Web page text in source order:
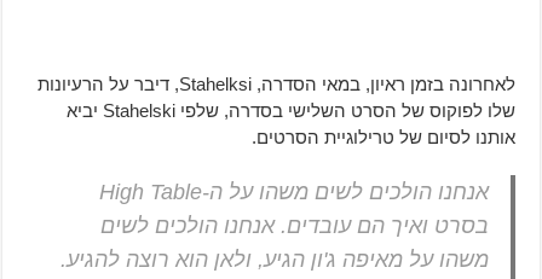
לאחרונה בזמן ראיון, במאי הסדרה, Stahelksi, דיבר על הרעיונות
שלו לפוקוס של הסרט השלישי בסדרה, שלפי Stahelski יביא
אותנו לסיום של טרילוגיית הסרטים.
אנחנו הולכים לשים משהו על ה-High Table
בסרט ואיך הם עובדים. אנחנו הולכים לשים
משהו על מאיפה ג'ון הגיע, ולאן הוא רוצה להגיע.